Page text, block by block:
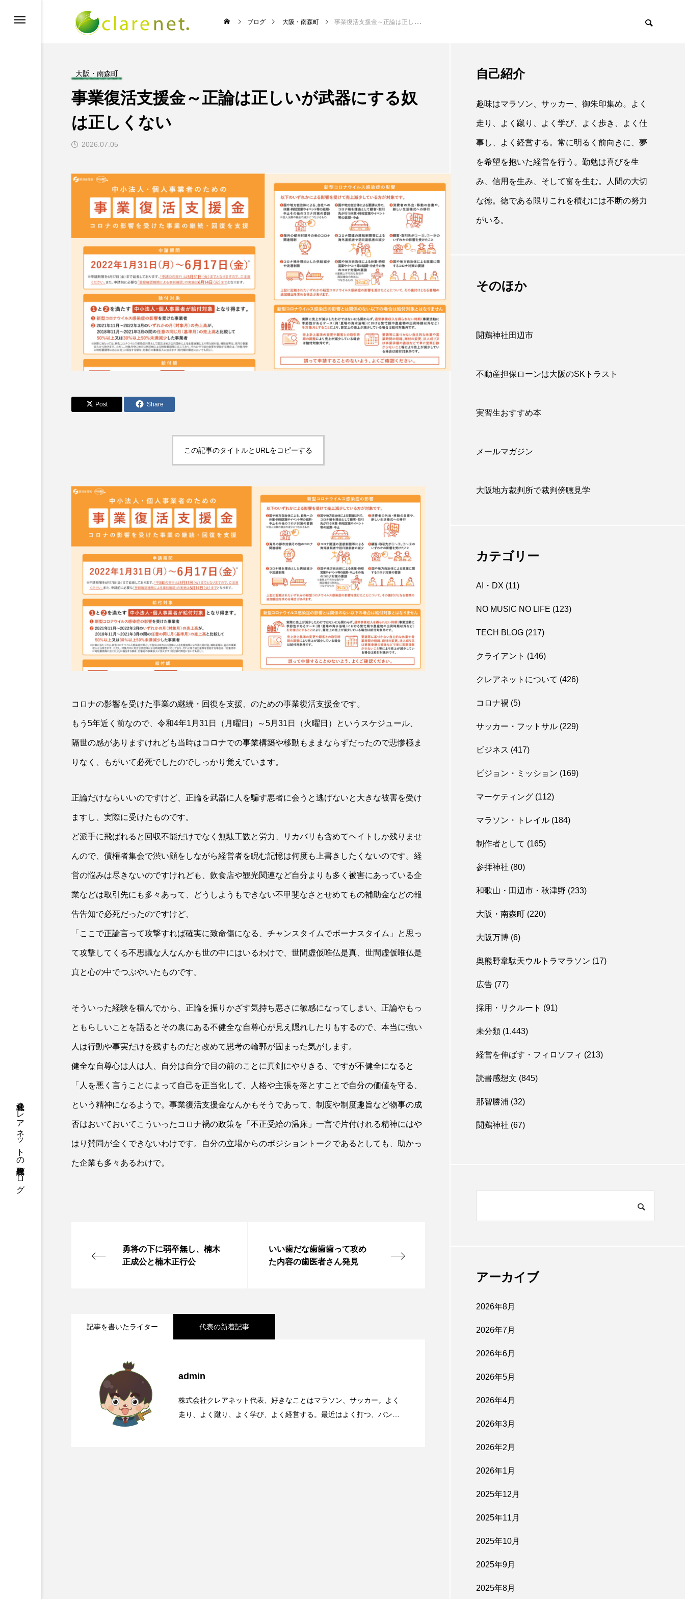
株式会社クレアネットの代表取締役ブログ
NO LIFE
admin
TECH BLOG
エレベーター広告とか
言うのか何なのか
admin
2026.04.10
サッカー・フットサル
W杯の優勝を目指す日
本代表と目標設定
admin
クライアント
うちわは販促品でかつ
低額なのに重宝される
有効なアイテム
採用・リクルー

ブログ 大阪・南森町 事業復活支援金～正論は正しいが武器にする奴は正しくない
大阪・南森町
事業復活支援金～正論は正しいが武器にする奴
は正しくない
2026.07.05
Post Share
この記事のタイトルとURLをコピーする
コロナの影響を受けた事業の継続・回復を支援、のための事業復活支援金です。
もう5年近く前なので、令和4年1月31日（月曜日）～5月31日（火曜日）というスケジュール、
隔世の感がありますけれども当時はコロナでの事業構築や移動もままならずだったので悲惨極ま
りなく、もがいて必死でしたのでしっかり覚えています。
正論だけならいいのですけど、正論を武器に人を騙す悪者に会うと逃げないと大きな被害を受け
ますし、実際に受けたものです。
ど派手に飛ばれると回収不能だけでなく無駄工数と労力、リカバリも含めてヘイトしか残りませ
んので、債権者集会で渋い顔をしながら経営者を睨む記憶は何度も上書きしたくないのです。経
営の悩みは尽きないのですけれども、飲食店や観光関連など自分よりも多く被害にあっている企
業などは取引先にも多々あって、どうしようもできない不甲斐なさとせめてもの補助金などの報
告告知で必死だったのですけど、
「ここで正論言って攻撃すれば確実に致命傷になる、チャンスタイムでボーナスタイム」と思っ
て攻撃してくる不思議な人なんかも世の中にはいるわけで、世間虚仮唯仏是真、世間虚仮唯仏是
真と心の中でつぶやいたものです。
そういった経験を積んでから、正論を振りかざす気持ち悪さに敏感になってしまい、正論やもっ
ともらしいことを語るとその裏にある不健全な自尊心が見え隠れしたりもするので、本当に強い
人は行動や事実だけを残すものだと改めて思考の輪郭が固まった気がします。
健全な自尊心は人は人、自分は自分で目の前のことに真剣にやりきる、ですが不健全になると
「人を悪く言うことによって自己を正当化して、人格や主張を落とすことで自分の価値を守る、
という精神になるようで。事業復活支援金なんかもそうであって、制度や制度趣旨など物事の成
否はおいておいてこういったコロナ禍の政策を「不正受給の温床」一言で片付けれる精神にはや
はり賛同が全くできないわけです。自分の立場からのポジショントークであるとしても、助かっ
た企業も多々あるわけで。
勇将の下に弱卒無し、楠木
正成公と楠木正行公
いい歯だな歯歯歯って攻め
た内容の歯医者さん発見
記事を書いたライター 代表の新着記事
admin
株式会社クレアネット代表、好きなことはマラソン、サッカー。よく
走り、よく蹴り、よく学び、よく経営する。最近はよく打つ、バンカ
2026.08.08 華岡青洲が寄進した石灯籠がある、世界遺産丹生酒殿神社
自己紹介
趣味はマラソン、サッカー、御朱印集め。よく
走り、よく蹴り、よく学び、よく歩き、よく仕
事し、よく経営する。常に明るく前向きに、夢
を希望を抱いた経営を行う。勤勉は喜びを生
み、信用を生み、そして富を生む。人間の大切
な徳。徳である限りこれを積むには不断の努力
がいる。
そのほか
闘鶏神社田辺市
不動産担保ローンは大阪のSKトラスト
実習生おすすめ本
メールマガジン
大阪地方裁判所で裁判傍聴見学
カテゴリー
AI・DX (11)
NO MUSIC NO LIFE (123)
TECH BLOG (217)
クライアント (146)
クレアネットについて (426)
コロナ禍 (5)
サッカー・フットサル (229)
ビジネス (417)
ビジョン・ミッション (169)
マーケティング (112)
マラソン・トレイル (184)
制作者として (165)
参拝神社 (80)
和歌山・田辺市・秋津野 (233)
大阪・南森町 (220)
大阪万博 (6)
奥熊野韋駄天ウルトラマラソン (17)
広告 (77)
採用・リクルート (91)
未分類 (1,443)
経営を伸ばす・フィロソフィ (213)
読書感想文 (845)
那智勝浦 (32)
闘鶏神社 (67)
アーカイブ
2026年8月
2026年7月
2026年6月
2026年5月
2026年4月
2026年3月
2026年2月
2026年1月
2025年12月
2025年11月
2025年10月
2025年9月
2025年8月